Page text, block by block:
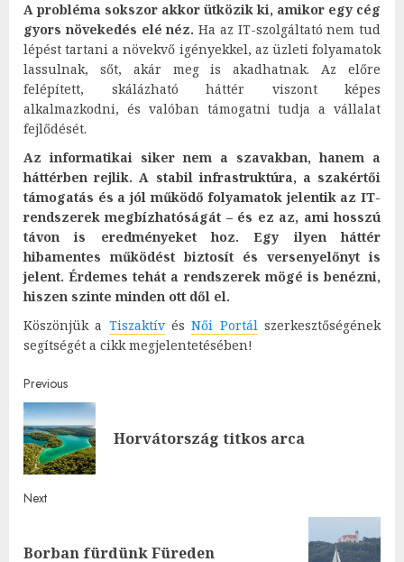
A probléma sokszor akkor ütközik ki, amikor egy cég
gyors növekedés elé néz. Ha az IT-szolgáltató nem tud
lépést tartani a növekvő igényekkel, az üzleti folyamatok
lassulnak, sőt, akár meg is akadhatnak. Az előre
felépített, skálázható háttér viszont képes
alkalmazkodni, és valóban támogatni tudja a vállalat
fejlődését.
Az informatikai siker nem a szavakban, hanem a
háttérben rejlik. A stabil infrastruktúra, a szakértői
támogatás és a jól működő folyamatok jelentik az IT-
rendszerek megbízhatóságát – és ez az, ami hosszú
távon is eredményeket hoz. Egy ilyen háttér
hibamentes működést biztosít és versenyelőnyt is
jelent. Érdemes tehát a rendszerek mögé is benézni,
hiszen szinte minden ott dől el.
Köszönjük a TiszaktívésNői Portál szerkesztőségének
segítségét a cikk megjelentetésében!
Post
navigation
Previous
Horvátország titkos arca
Next
Next
Borban fürdünk Füreden